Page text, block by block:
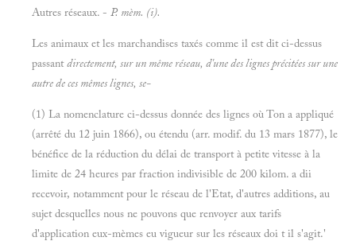
Autres réseaux. - P. mèm. (i).
Les animaux et les marchandises taxés comme il est dit ci-dessus
passantdirectement, sur un même réseau, d'une des lignes précitées sur une
autre de ces mêmes lignes, se-
(1) La nomenclature ci-dessus donnée des lignes où Ton a appliqué
(arrêté du 12 juin 1866), ou étendu (arr. modif. du 13 mars 1877), le
bénéfice de la réduction du délai de transport à petite vitesse à la
limite de 24 heures par fraction indivisible de 200 kilom. a dii
recevoir, notamment pour le réseau de l'Etat, d'autres additions, au
sujet desquelles nous ne pouvons que renvoyer aux tarifs
d'application eux-mèmes eu vigueur sur les réseaux doi t il s'agit.'